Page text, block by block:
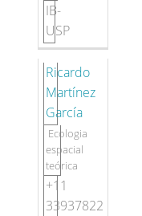
IB-
USP
Ricardo
Martínez
García
Ecologia
espacial
teórica
+11
33937822